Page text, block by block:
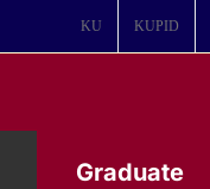
KU KUPID
Graduate